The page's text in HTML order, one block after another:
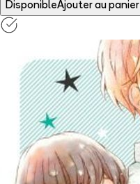
DisponibleAjouter au panier